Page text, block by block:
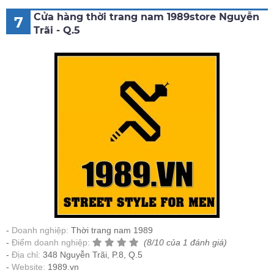
7
Cửa hàng thời trang nam 1989store Nguyễn
Trãi - Q.5
Doanh nghiệp: Thời trang nam 1989
Điểm doanh nghiệp:
(8/10 của 1 đánh giá)
Địa chỉ: 348 Nguyễn Trãi, P.8, Q.5
Website: 1989.vn